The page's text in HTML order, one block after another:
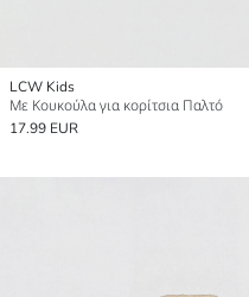
LCW Kids
Με Κουκούλα για κορίτσια Παλτό
17.99 EUR